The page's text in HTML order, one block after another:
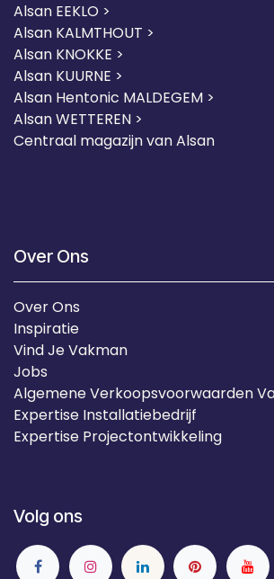
Alsan EEKLO >
Alsan KALMTHOUT >
Alsan KNOKKE >
Alsan KUURNE >
Alsan Hentonic MALDEGEM >
Alsan WETTEREN >
Centraal magazijn van Alsan
Over Ons
Over Ons
Inspiratie
Vind Je Vakman
Jobs
Algemene Verkoopsvoorwaarden
Expertise Installatiebedrijf
Expertise Projectontwikkeling
Volg ons